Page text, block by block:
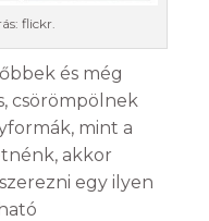
flickr.
és még
csörömpölnek
mint a
akkor
egy ilyen